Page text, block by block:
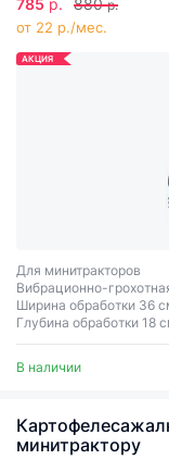
785 р. 880 р.
от 22 р./мес.
АКЦИЯ
Для минитракторов
Вибрационно-
Ширина обработки 36
Глубина обработки 18
Вес 45 кг
В наличии
минитрактору